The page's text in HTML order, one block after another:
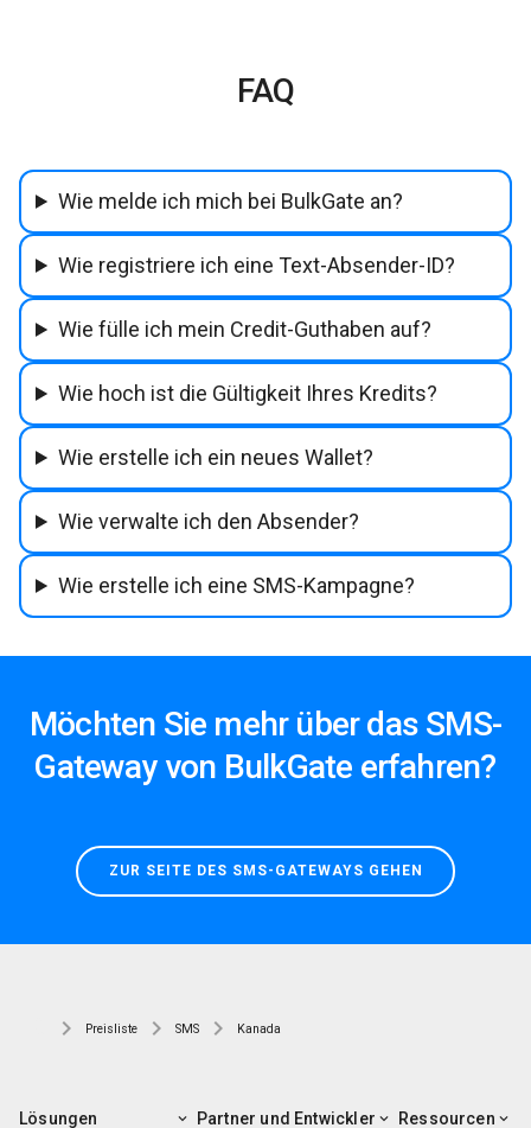
FAQ
Wie melde ich mich bei BulkGate an?
Wie registriere ich eine Text-Absender-ID?
Wie fülle ich mein Credit-Guthaben auf?
Wie hoch ist die Gültigkeit Ihres Kredits?
Wie erstelle ich ein neues Wallet?
Wie verwalte ich den Absender?
Wie erstelle ich eine SMS-Kampagne?
Möchten Sie mehr über das SMS-
Gateway von BulkGate erfahren?
ZUR SEITE DES SMS-GATEWAYS GEHEN
Preisliste SMS Kanada
Lösungen Partner und Entwickler Ressourcen